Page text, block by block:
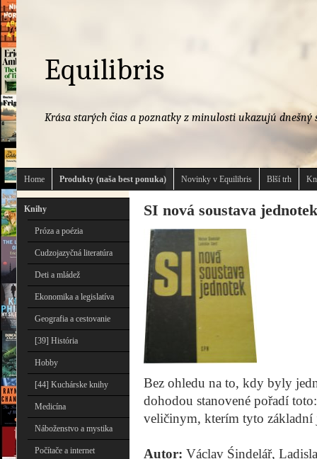
Equilibris
Krása starých čias a poznatky z minulosti ukazujú dnešný
Home Produkty (naša best ponuka) Novinky v Equilibris Blší trh
Knihy
Próza a poézia
Cudzojazyčná literatúra
Deti a mládež
Ekonomika a legislatíva
Geografia a cestovanie
[39] História
Hobby
[44] Kuchárske knihy
Medicína
Náboženstvo a mystika
Počítače a internet
SI nová soustava jednotek
Bez ohledu na to, kdy byly
dohodou stanovené pořadí
veličinym, kterím tyto základní
Autor: Václav Śindelář,